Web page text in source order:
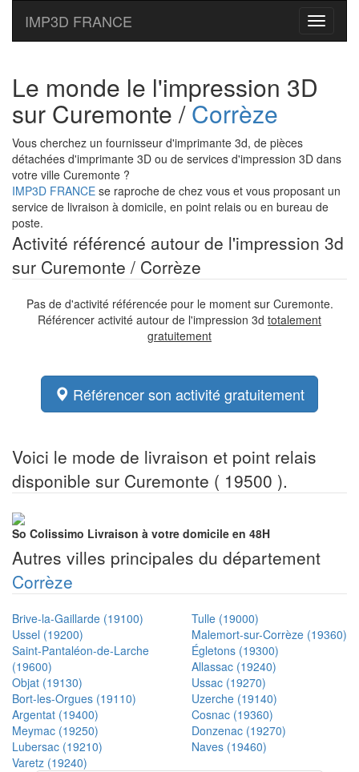
Toggle
IMP3D FRANCE
Le monde le l'impression 3D
sur Curemonte /Corrèze
Vous cherchez un fournisseur d'imprimante 3d, de pièces
détachées d'imprimante 3D ou de services d'impression 3D dans
votre ville Curemonte ?
IMP3D FRANCE se raproche de chez vous et vous proposant un
service de livraison à domicile, en point relais ou en bureau de
poste.
Activité référencé autour de l'impression 3d
sur Curemonte / Corrèze
Pas de d'activité référencée pour le moment sur Curemonte.
Référencer activité autour de l'impression 3d totalement
gratuitement
Référencer son activité gratuitement
Voici le mode de livraison et point relais
disponible sur Curemonte ( 19500 ).
So Colissimo Livraison à votre domicile en 48H
Autres villes principales du département
Corrèze
Brive-la-Gaillarde (19100)
Tulle (19000)
Ussel (19200)
Malemort-sur-Corrèze (19360)
Saint-Pantaléon-de-Larche
(19600)
Égletons (19300)
Allassac (19240)
Objat (19130)
Ussac (19270)
Bort-les-Orgues (19110)
Uzerche (19140)
Argentat (19400)
Cosnac (19360)
Meymac (19250)
Donzenac (19270)
Lubersac (19210)
Naves (19460)
Varetz (19240)